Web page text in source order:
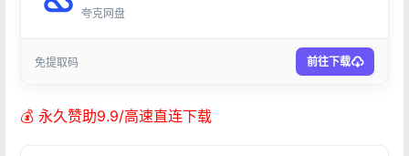
夸克网盘
免提取码 前往下载
💰 永久赞助9.9/高速直连下载